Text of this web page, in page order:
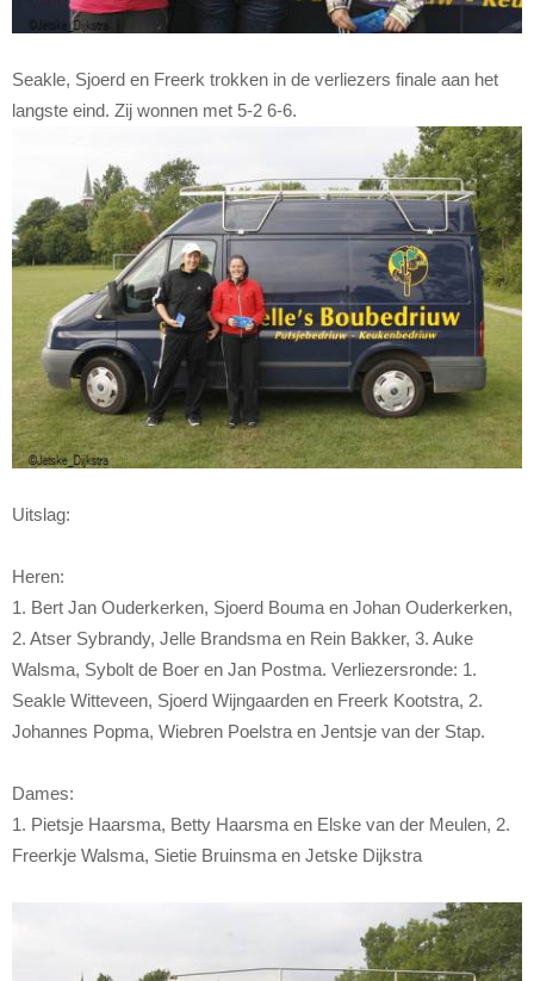
Seakle, Sjoerd en Freerk trokken in de verliezers finale aan het
langste eind. Zij wonnen met 5-2 6-6.
Uitslag:
Heren:
1. Bert Jan Ouderkerken, Sjoerd Bouma en Johan Ouderkerken,
2. Atser Sybrandy, Jelle Brandsma en Rein Bakker, 3. Auke
Walsma, Sybolt de Boer en Jan Postma. Verliezersronde: 1.
Seakle Witteveen, Sjoerd Wijngaarden en Freerk Kootstra, 2.
Johannes Popma, Wiebren Poelstra en Jentsje van der Stap.
Dames:
1. Pietsje Haarsma, Betty Haarsma en Elske van der Meulen, 2.
Freerkje Walsma, Sietie Bruinsma en Jetske Dijkstra